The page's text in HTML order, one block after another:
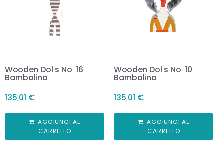
Wooden Dolls No. 16
Bambolina
135,01 €
AGGIUNGI AL
CARRELLO
Wooden Dolls No. 10
Bambolina
135,01 €
AGGIUNGI AL
CARRELLO